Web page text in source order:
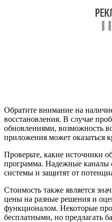
Обратите внимание на
восстановления. В случае
обновлениями, возможность
приложения может оказаться
Проверьте, какие источники
программа. Надежные каналы
системы и защитят от
Стоимость также является
цены на разные решения и
функционалом. Некоторые
бесплатными, но предлагать